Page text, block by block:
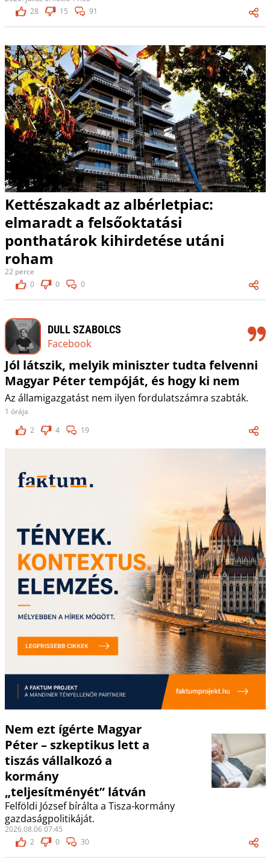
28
15 91
Kettészakadt az albérletpiac:
elmaradt a felsőoktatási
ponthatárok kihirdetése utáni
roham
22 perce
0
0 0
DULL SZABOLCS
Facebook
Jól látszik, melyik miniszter tudta felvenni
Magyar Péter tempóját, és hogy ki nem
Az államigazgatást nem ilyen fordulatszámra szabták.
1 órája
2
4 19
Nem ezt ígérte Magyar
Péter – szkeptikus lett a
tiszás vállalkozó a
kormány
„teljesítményét” látván
Felföldi József bírálta a Tisza-kormány
gazdaságpolitikáját.
2026.08.06 07:45
2
0 30